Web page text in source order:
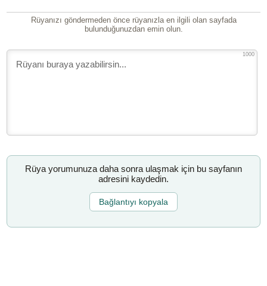
Rüyanızı göndermeden önce rüyanızla en ilgili olan sayfada
bulunduğunuzdan emin olun.
1000
Rüya yorumunuza daha sonra ulaşmak için bu sayfanın
adresini kaydedin.
Bağlantıyı kopyala